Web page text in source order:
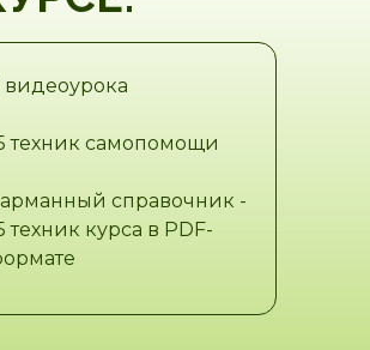
видеоурока
техник самопомощи
справочник -
техник курса в PDF-